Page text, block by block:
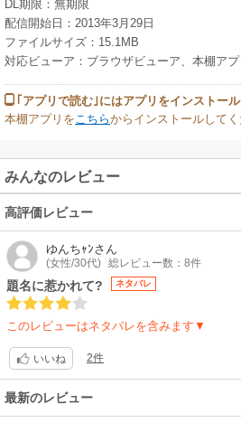
DL期限：無期限
配信開始日：2013年3月29日
ファイルサイズ：15.1MB
対応ビューア：ブラウザビューア、本棚アプ
｢アプリで読む｣にはアプリをインストー
本棚アプリを こちらからインストールして
みんなのレビュー
高評価レビュー
ゆんちｬﾝさん
(女性/30代) 総レビュー数：8件
題名に惹かれて? ネタバレ
このレビューはネタバレを含みます▼
いいね 2件
最新のレビュー